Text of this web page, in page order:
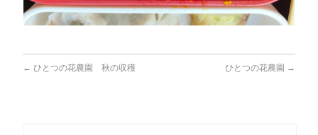
← ひとつの花農園 秋の収穫 ひとつの花農園 →